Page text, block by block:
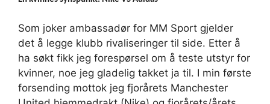
Som joker ambassadør for MM Sport gjelder
det å legge klubb rivaliseringer til side. Etter å
ha søkt fikk jeg forespørsel om å teste utstyr for
kvinner, noe jeg gladelig takket ja til. I min første
forsending mottok jeg fjorårets Manchester